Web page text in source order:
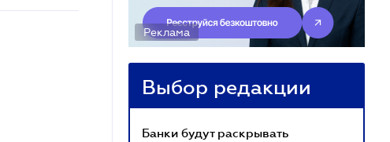
Реклама
Выбор редакции
Банки будут раскрывать